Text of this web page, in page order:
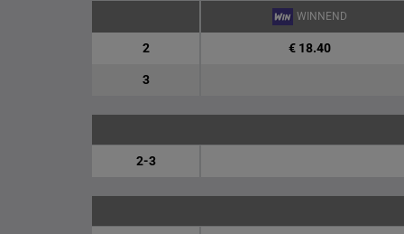
WINNEND
2 € 18.40
3
2-3